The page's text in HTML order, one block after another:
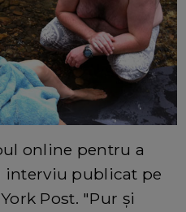
online pentru a
interviu publicat pe
Post. "Pur și